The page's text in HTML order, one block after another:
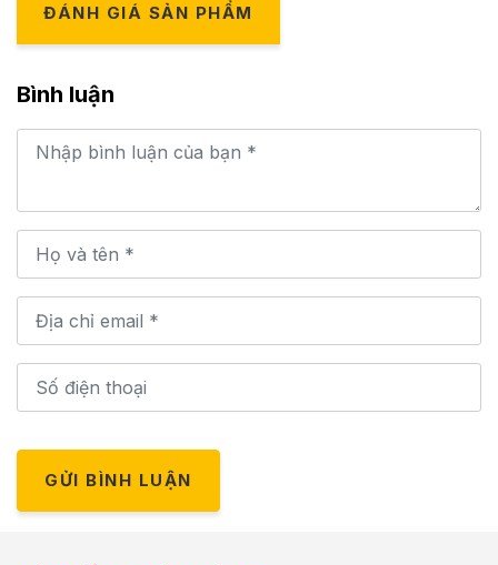
ĐÁNH GIÁ SẢN PHẨM
Bình luận
GỬI BÌNH LUẬN